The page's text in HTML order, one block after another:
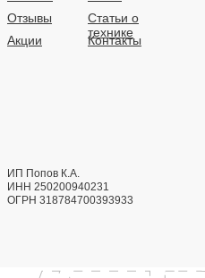
Статьи о
технике
Отзывы
Акции
Контакты
ИП Попов К.А.
ИНН 250200940231
ОГРН 318784700393933